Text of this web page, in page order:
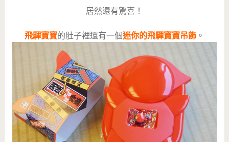
居然還有驚喜！
飛驒寶寶的肚子裡還有一個迷你的飛驒寶寶吊飾。